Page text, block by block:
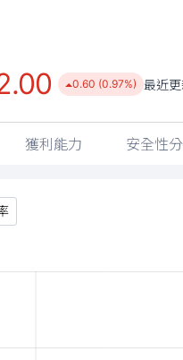
0.60 (0.97%) 最近更
獲利能力 安全性